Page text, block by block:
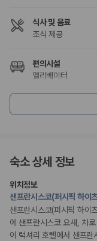
사용자 리뷰
175,206건
67,123대
전국 렌트카 지점
제주렌트카 가
보험 조건, 예약 가능 차
Q. 제주 렌트카 최저가
Q. 제주공항 근처 렌트
Q. 제주 렌트카 가격비
Q. 가족 여행에는 어떤
제주렌트카 가
식사 및 음료
조식 제공
편의시설
엘리베이터
드라이클리닝/세탁
웰빙 및 피트니스
액티비티
자전거 대여
수영장
숙소 상세 정보
위치정보
샌프란시스코(퍼시픽 하이
샌프란시스코(퍼시픽 하이
에 샌프란시스코 요새, 차
이 럭셔리 호텔에서 샌프